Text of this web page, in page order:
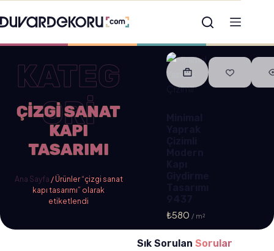
KATEG
ORİ
ÇIZGI SANAT
KAPI
TASARIMI
Ana Sayfa / Ürünler “çizgi sanat
kapı tasarımı” olarak
etiketlendi
₺580
Sık Sorulan Sorular